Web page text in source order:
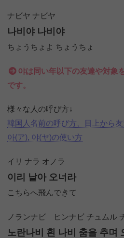
ナビヤ ナビヤ
나비야 나비야
ちょうちょよ ちょうちょ
야は同い年以下の友達や対象
です。
様々な人の呼び方↓
韓国人名前の呼び方、目上から
아(ア), 야(ヤ)の使い方
イリ ナラ オノラ
이리 날아 오너라
こちらへ飛んできて
ノランナビ ヒンナビ チュムル
노란나비 흰 나비 춤을 추며